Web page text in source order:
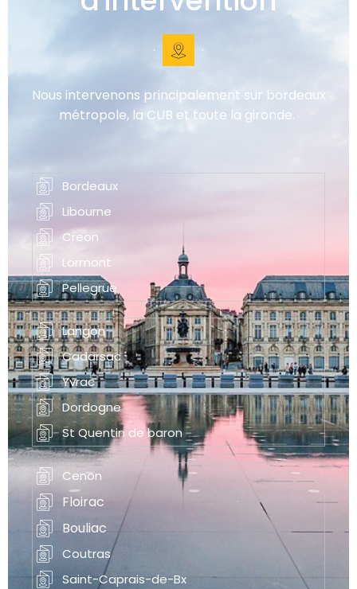
Nous intervenons principalement sur bordeaux
métropole, la CUB et toute la gironde.
Bordeaux
Libourne
Creon
Lormont
Pellegrue
Langon
Cadarsac
Yvrac
Dordogne
St Quentin de baron
Cenon
Floirac
Bouliac
Coutras
Saint-Caprais-de-Bx